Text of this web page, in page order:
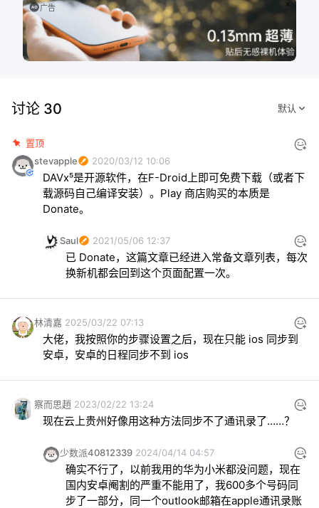
广告
讨论 30
置顶
stevapple
2020/03/12 10:06
DAVx⁵是开源软件，在F-Droid上即可免费下载（或者下
载源码自己编译安装）。Play 商店购买的本质是
Donate。
Saul 2021/05/06 12:37
已 Donate，这篇文章已经进入常备文章列表，每次
换新机都会回到这个页面配置一次。
林清嘉 2025/03/22 07:13
大佬，我按照你的步骤设置之后，现在只能 ios 同步到
安卓，安卓的日程同步不到 ios
察而思趙 2023/02/22 13:24
现在云上贵州好像用这种方法同步不了通讯录了……？
少数派40812339 2024/04/14 04:57
确实不行了，以前我用的华为小米都没问题，现在
国内安卓阉割的严重不能用了，我600多个号码同
步了一部分，同一个outlook邮箱在apple通讯录账